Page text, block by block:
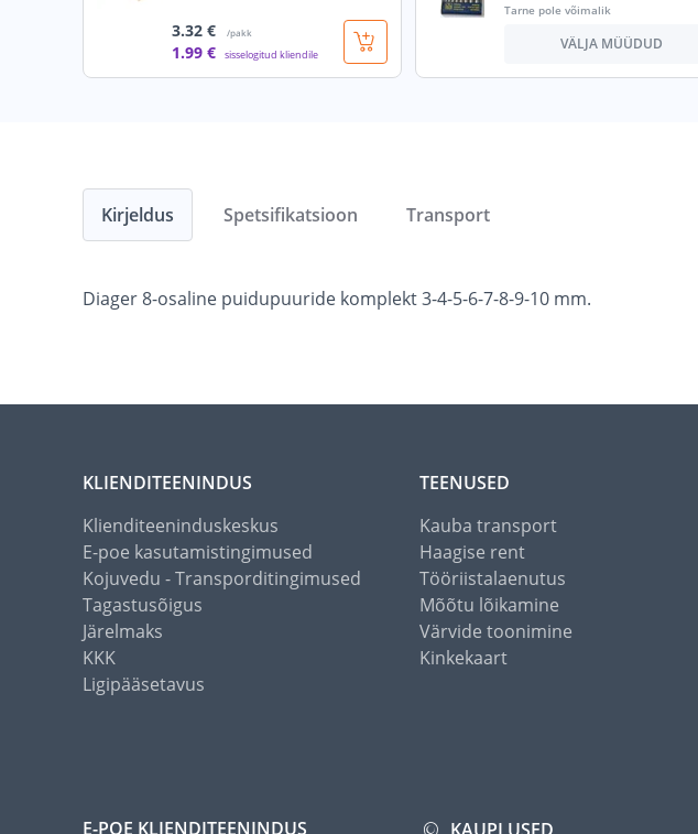
3.32 € /pakk
1.99 € sisselogitud kliendile
Tarne pole võimalik
VÄLJA MÜÜDUD
Kirjeldus
Diager 8-osaline puidupuuride komplekt 3-4-5-6-7-8-9-10 mm.
Spetsifikatsioon Transport
KLIENDITEENINDUS
Klienditeeninduskeskus
E-poe kasutamistingimused
Kojuvedu - Transporditingimused
Tagastusõigus
Järelmaks
KKK
Ligipääsetavus
TEENUSED
Kauba transport
Haagise rent
Tööriistalaenutus
Mõõtu lõikamine
Värvide toonimine
Kinkekaart
E-POE KLIENDITEENINDUS